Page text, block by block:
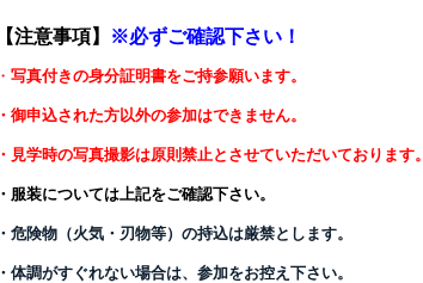
【注意事項】 ※必ずご確認下さい！
・ 写真付きの身分証明書をご持参願います。
・御申込された方以外の参加はできません。
・見学時の写真撮影は原則禁止とさせていただいております。
・服装については上記をご確認下さい。
・危険物（火気・刃物等）の持込は厳禁とします。
・体調がすぐれない場合は、参加をお控え下さい。